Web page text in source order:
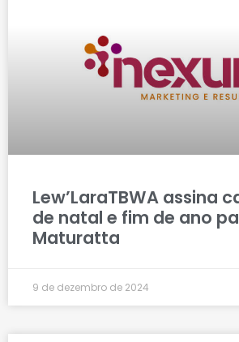
Lew’LaraTBWA assina
de natal e fim de ano
Maturatta
9 de dezembro de 2024